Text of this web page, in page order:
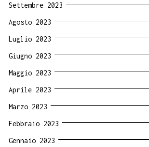
Settembre 2023
Agosto 2023
Luglio 2023
Giugno 2023
Maggio 2023
Aprile 2023
Marzo 2023
Febbraio 2023
Gennaio 2023